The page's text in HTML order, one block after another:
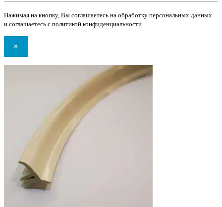
Нажимая на кнопку, Вы соглашаетесь на обработку персональных данных
и соглашаетесь с политикой конфиденциальности.
×